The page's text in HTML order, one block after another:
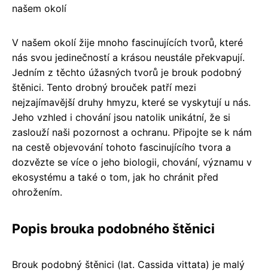
našem okolí
V našem okolí žije mnoho fascinujících tvorů, které
nás svou jedinečností a krásou neustále překvapují.
Jedním z těchto úžasných tvorů je brouk podobný
štěnici. Tento drobný brouček patří mezi
nejzajímavější druhy hmyzu, které se vyskytují u nás.
Jeho vzhled i chování jsou natolik unikátní, že si
zaslouží naši pozornost a ochranu. Připojte se k nám
na cestě objevování tohoto fascinujícího tvora a
dozvězte se více o jeho biologii, chování, významu v
ekosystému a také o tom, jak ho chránit před
ohrožením.
Popis brouka podobného štěnici
Brouk podobný štěnici (lat. Cassida vittata) je malý